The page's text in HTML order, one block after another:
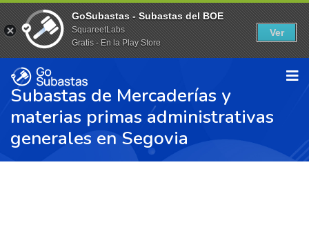
Subastas de Mercaderías y
materias primas administrativas
generales en Segovia
GoSubastas - Subastas del BOE
SquareetLabs
Gratis - En la Play Store
Ver